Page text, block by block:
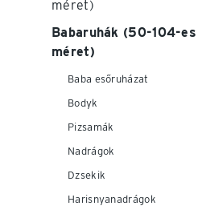
méret)
Babaruhák (50-104-es
méret)
Baba esőruházat
Bodyk
Pizsamák
Nadrágok
Dzsekik
Harisnyanadrágok